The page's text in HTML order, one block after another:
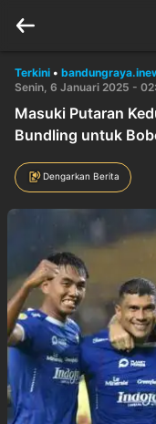
Terkini •
Senin, 6 Januari 2025 -
Masuki Putaran
Bundling untuk
Dengarkan Berita